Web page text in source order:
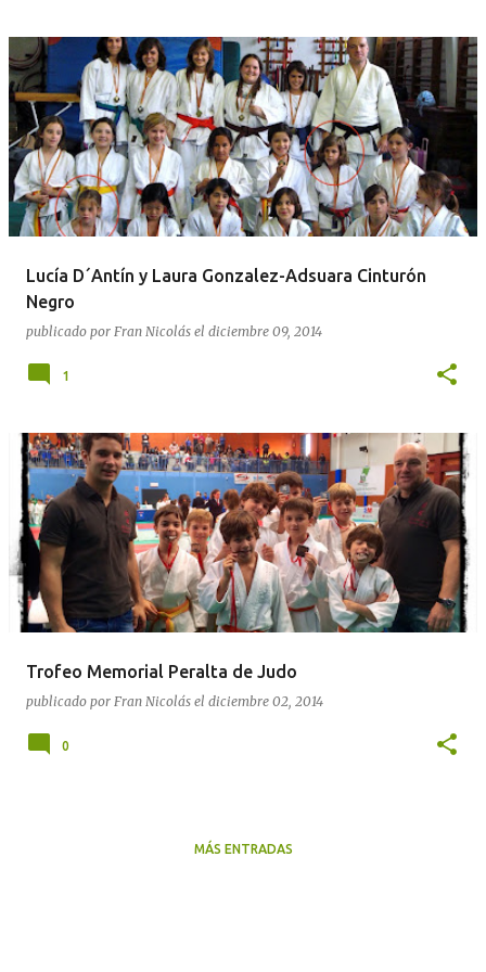
Lucía D´Antín y Laura Gonzalez-Adsuara Cinturón
Negro
publicado por Fran Nicolás el diciembre 09, 2014
1
Trofeo Memorial Peralta de Judo
publicado por Fran Nicolás el diciembre 02, 2014
0
MÁS ENTRADAS